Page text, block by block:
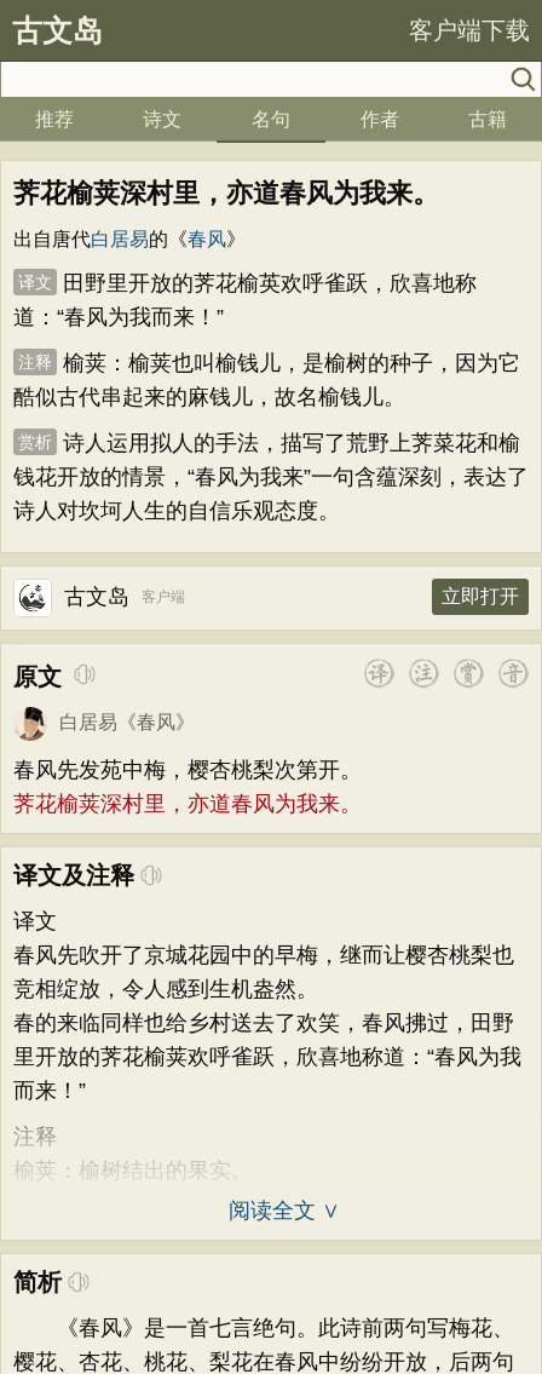
古文岛 客户端下载
推荐 诗文 名句 作者 古籍
荠花榆荚深村里，亦道春风为我来。
出自唐代白居易的《春风》
译文
田野里开放的荠花榆英欢呼雀跃，欣喜地称
道：“春风为我而来！”
注释
榆荚：榆荚也叫榆钱儿，是榆树的种子，因为它
酷似古代串起来的麻钱儿，故名榆钱儿。
赏析 诗人运用拟人的手法，描写了荒野上荠菜花和榆
钱花开放的情景，“春风为我来”一句含蕴深刻，表达了
诗人对坎坷人生的自信乐观态度。
古文岛 客户端 立即打开
原文
白居易 《春风》
春风先发苑中梅，樱杏桃梨次第开。
荠花榆荚深村里，亦道春风为我来。
译文及注释
译文
春风先吹开了京城花园中的早梅，继而让樱杏桃梨也
竞相绽放，令人感到生机盎然。
春的来临同样也给乡村送去了欢笑，春风拂过，田野
里开放的荠花榆荚欢呼雀跃，欣喜地称道：“春风为我
而来！”
注释
榆荚：榆树结出的果实。
阅读全文 ∨
简析
《春风》是一首七言绝句。此诗前两句写梅花、
樱花、杏花、桃花、梨花在春风中纷纷开放，后两句